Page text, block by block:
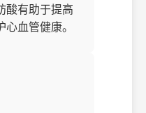
酸有助于提高
血管健康。